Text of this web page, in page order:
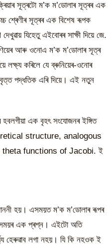
সূত্ৰটো ম’ক ম’ডোলাৰ সূত্ৰৰ এক
শ্ৰেণীৰ সূত্ৰৰ এক বিশেষ ৰূপক
যিহেতু এইবোৰৰ সাক্ষী দিয়ে জে.
আৰু ওনোএ ম’ক ম’ডোলাৰ সূত্ৰ
লক্ষ্য কৰিলে যে ব্ৰুনিয়েৰ-ওনোৰ
বৃত্ত পদ্ধতিক এৰি দিয়ে। এই নতুন
হবলগীয়া এক বৃহৎ সংযোজনৰ ইঙ্গিত
structure, analogous
functions of Jacobi. ই
হয়। এসময়ত ম’ক ম’ডোলাৰ ৰূপৰ
সময়ৰ এক প্ৰশ্ন। এইটো অতি
হেৰুৱাব লগা নহয়। যি কি নহওক ই